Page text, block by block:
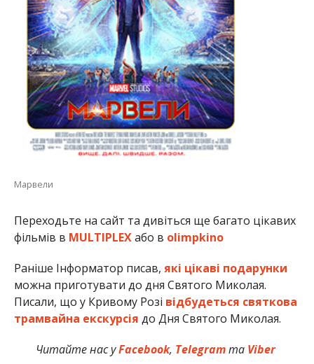
Марвели
Переходьте на сайт та дивіться ще багато цікавих
фільмів в MULTIPLEXабо в olimpkino
Раніше Інформатор писав, які цікаві подарунки
можна приготувати до дня Святого Миколая.
Писали, що у Кривому Розі відбудеться святкова
трамвайна екскурсія до Дня Святого Миколая.
Читайте нас уFacebook, Telegramта Viber